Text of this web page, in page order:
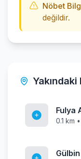
Nöbet
değildir.
Fulya
0.1 km